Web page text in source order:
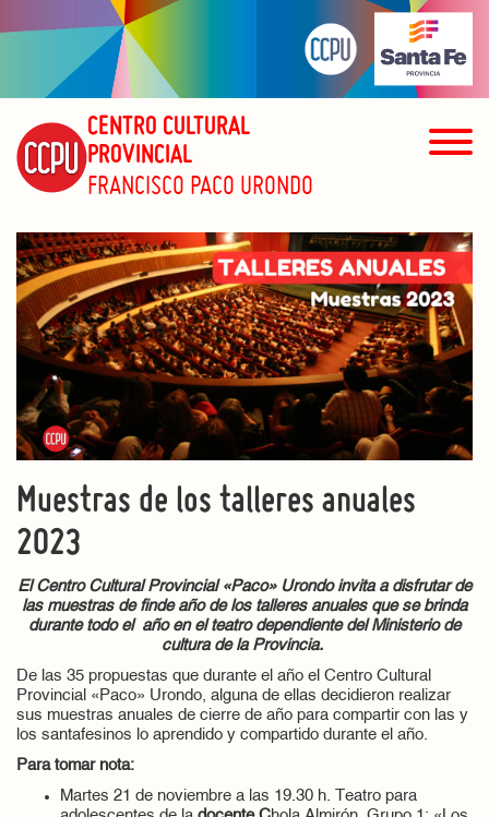
CENTRO CULTURAL
PROVINCIAL
FRANCISCO PACO URONDO
Muestras de los talleres anuales
2023
El Centro Cultural Provincial «Paco» Urondo invita a disfrutar de
las muestras de finde año de los talleres anuales que se brinda
durante todo el año en el teatro dependiente del Ministerio de
cultura de la Provincia.
De las 35 propuestas que durante el año el Centro Cultural
Provincial «Paco» Urondo, alguna de ellas decidieron realizar
sus muestras anuales de cierre de año para compartir con las y
los santafesinos lo aprendido y compartido durante el año.
Para tomar nota:
Martes 21 de noviembre a las 19.30 h. Teatro para